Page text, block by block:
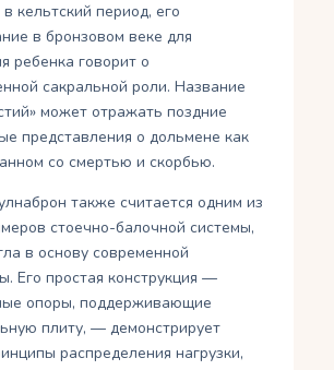
кельтский период, его
в бронзовом веке для
ребенка говорит о
сакральной роли. Название
может отражать поздние
представления о дольмене как
со смертью и скорбью.
также считается одним из
стоечно-балочной системы,
в основу современной
Его простая конструкция —
опоры, поддерживающие
плиту, — демонстрирует
распределения нагрузки,